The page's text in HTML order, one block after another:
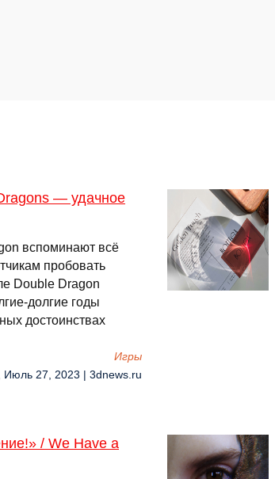
— удачное
вспоминают всё
пробовать
Double Dragon
долгие годы
достоинствах
Игры
Июль 27, 2023 | 3dnews.ru
/ We Have a